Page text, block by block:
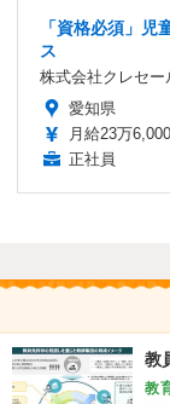
「資格必須」
ス
株式会社クレセー
愛知県
月給23万
正社員
教
教